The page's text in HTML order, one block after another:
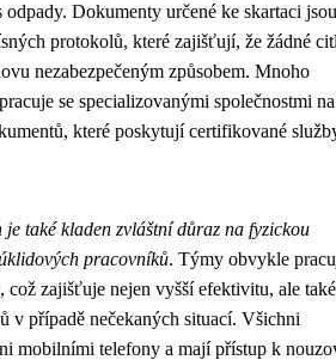
odpady. Dokumenty určené ke skartaci jsou
protokolů, které zajišťují, že žádné
nezabezpečeným způsobem. Mnoho
se specializovanými společnostmi na
které poskytují certifikované
také kladen zvláštní důraz na fyzickou
pracovníků. Týmy obvykle
zajišťuje nejen vyšší efektivitu, ale také
v případě nečekaných situací. Všichni
mobilními telefony a mají přístup k